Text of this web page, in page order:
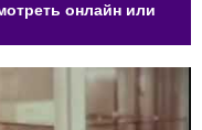
онлайн или